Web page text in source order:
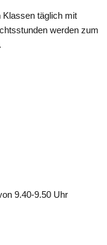
Klassen täglich mit
werden zum
9.40-9.50 Uhr